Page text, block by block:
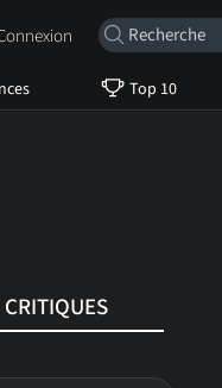
Top 10
CRITIQUES